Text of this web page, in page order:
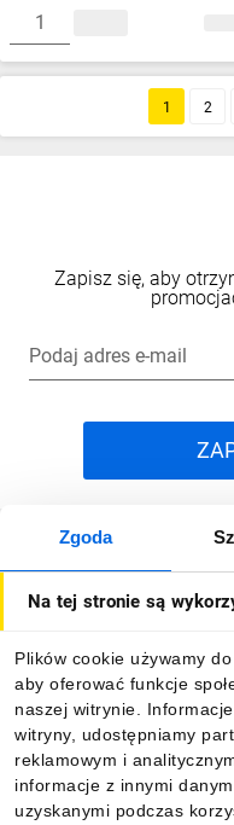
Zgoda
Na tej stronie są
Plików cookie używamy
aby oferować funkcje
naszej witrynie.
witryny, udostępniamy
reklamowym i
informacje z innymi
uzyskanymi podczas
1 2
Zapisz się, aby
Podaj adres e-mail
Dla kupujących
Informacje